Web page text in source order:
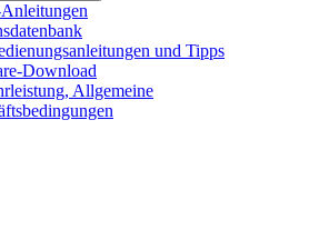
und Tipps
Download
Allgemeine